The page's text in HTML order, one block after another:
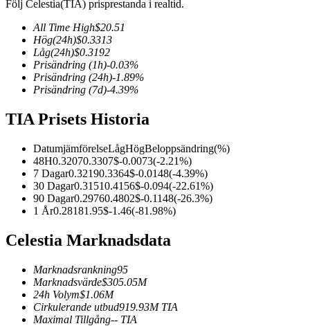
TradFi
Derivat för aktier, valuta, ädelmetaller och råvaror
USDC Futures
Följ Celestia(TIA) prisprestanda i realtid.
All Time High$20.51
Hög(24h)$0.3313
Låg(24h)$0.3192
Prisändring (1h)-0.03%
Prisändring (24h)-1.89%
Prisändring (7d)-4.39%
TIA Prisets Historia
DatumjämförelseLågHögBeloppsändring(%)
48H0.32070.3307$-0.0073(-2.21%)
7 Dagar0.32190.3364$-0.0148(-4.39%)
30 Dagar0.31510.4156$-0.094(-22.61%)
90 Dagar0.29760.4802$-0.1148(-26.3%)
1 År0.28181.95$-1.46(-81.98%)
Celestia Marknadsdata
Marknadsrankning95
Marknadsvärde$305.05M
24h Volym$1.06M
Cirkulerande utbud919.93M TIA
Maximal Tillgång-- TIA